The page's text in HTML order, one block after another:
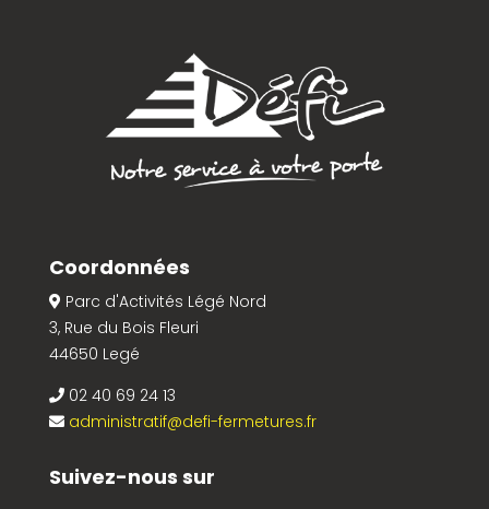
Coordonnées
Parc d'Activités Légé Nord
3, Rue du Bois Fleuri
44650 Legé
02 40 69 24 13
administratif@defi-fermetures.fr
Suivez-nous sur